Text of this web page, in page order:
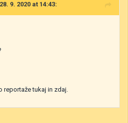
9. 2020 at 14:43:
reportaže tukaj in zdaj.